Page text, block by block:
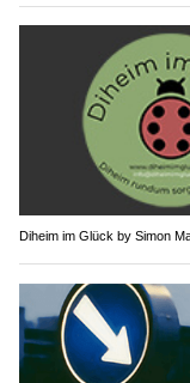
Diheim im Glück by Simon